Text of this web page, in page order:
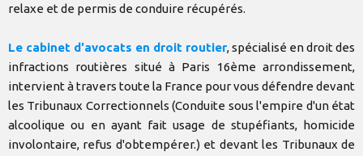
relaxe et de permis de conduire récupérés.
Le cabinet d'avocats en droit routier, spécialisé en droit des
infractions routières situé à Paris 16ème arrondissement,
intervient à travers toute la France pour vous défendre devant
les Tribunaux Correctionnels (Conduite sous l'empire d'un état
alcoolique ou en ayant fait usage de stupéfiants, homicide
involontaire, refus d'obtempérer.) et devant les Tribunaux de